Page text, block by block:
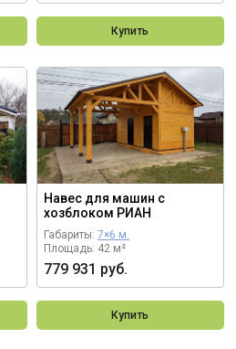
Купить
Навес для машин с
хозблоком РИАН
Габариты: 7×6 м.
Площадь: 42 м²
779 931 руб.
Купить